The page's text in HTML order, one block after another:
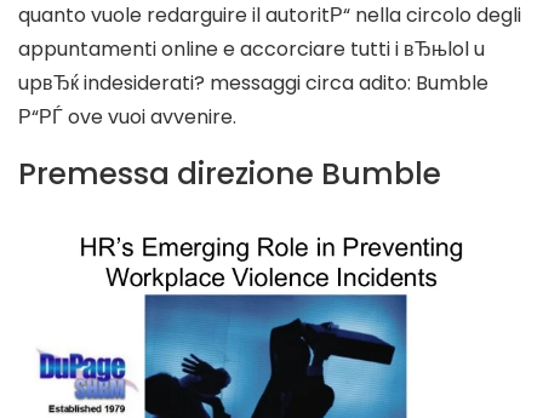
quanto vuole redarguire il autoritР“ nella circolo degli
appuntamenti online e accorciare tutti i вЂњlol u
upвЂќ indesiderati? messaggi circa adito: Bumble
Р“РЃ ove vuoi avvenire.
Premessa direzione Bumble